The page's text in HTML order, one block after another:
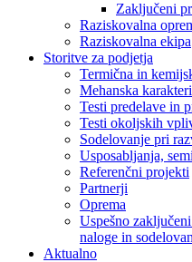
Zaključeni
Raziskovalna
Raziskovalna ekipa
Storitve za podjetja
Termična in
Mehanska
Testi predelave in
Testi okoljskih
Sodelovanje pri
Usposabljanja,
Referenčni projekti
Partnerji
Oprema
Uspešno
naloge in
Aktualno